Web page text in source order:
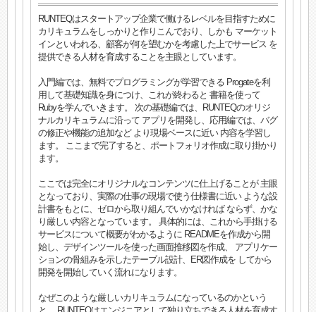
RUNTEQはスタートアップ企業で働けるレベルを目指すために
カリキュラムをしっかりと作りこんでおり、しかも マーケット
インといわれる、顧客が何を望むかを考慮した上でサービス を
提供できる人材を育成することを主眼としています。
入門編では、無料でプログラミングが学習できる Progateを利
用して基礎知識を身につけ、これが終わると 書籍を使って
Rubyを学んでいきます。 次の基礎編では、RUNTEQのオリジ
ナルカリキュラムに沿って アプリを開発し、応用編では、バグ
の修正や機能の追加など より現場ベースに近い 内容を学習し
ます。 ここまで完了すると、ポートフォリオ作成に取り掛かり
ます。
ここでは完全にオリジナルなコンテンツに仕上げることが 主眼
となっており、実際の仕事の現場で使う仕様書に近い ような設
計書をもとに、ゼロから取り組んでいかなければ ならず、かな
り厳しい内容となっています。 具体的には、これから手掛ける
サービスについて概要がわかるように READMEを作成から開
始し、デザインツールを使った画面推移図を作成、 アプリケー
ションの骨組みを示したテーブル設計、ER図作成を してから
開発を開始していく流れになります。
なぜこのような厳しいカリキュラムになっているのかという